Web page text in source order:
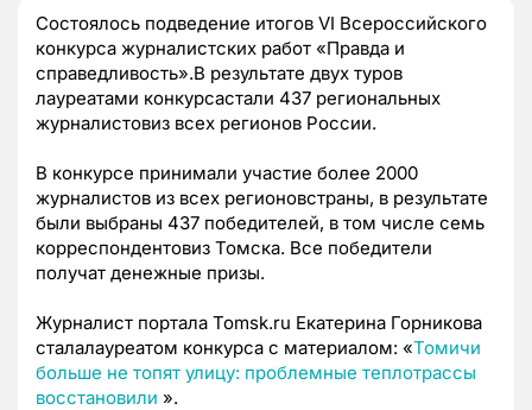
Состоялось подведение итогов VI Всероссийского
конкурса журналистских работ «Правда и
справедливость».В результате двух туров
лауреатами конкурсастали 437 региональных
журналистовиз всех регионов России.
В конкурсе принимали участие более 2000
журналистов из всех регионовстраны, в результате
были выбраны 437 победителей, в том числе семь
корреспондентовиз Томска. Все победители
получат денежные призы.
Журналист портала Tomsk.ru Екатерина Горникова
сталалауреатом конкурса с материалом: «Томичи
больше не топят улицу: проблемные теплотрассы
восстановили ».